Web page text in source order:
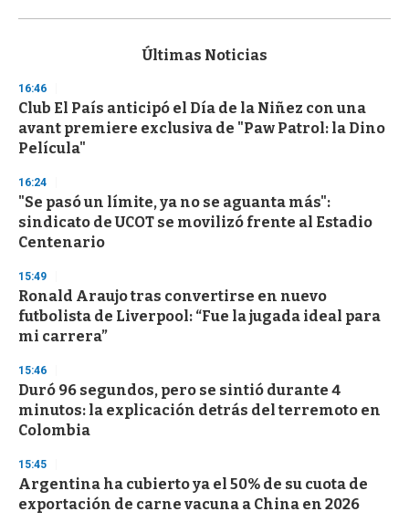
s
d
s
o
f
3
s
e
o
n
Últimas Noticias
16:46
Club El País anticipó el Día de la Niñez con una
avant premiere exclusiva de "Paw Patrol: la Dino
Película"
16:24
"Se pasó un límite, ya no se aguanta más":
sindicato de UCOT se movilizó frente al Estadio
Centenario
15:49
Ronald Araujo tras convertirse en nuevo
futbolista de Liverpool: “Fue la jugada ideal para
mi carrera”
15:46
Duró 96 segundos, pero se sintió durante 4
minutos: la explicación detrás del terremoto en
Colombia
15:45
Argentina ha cubierto ya el 50% de su cuota de
exportación de carne vacuna a China en 2026